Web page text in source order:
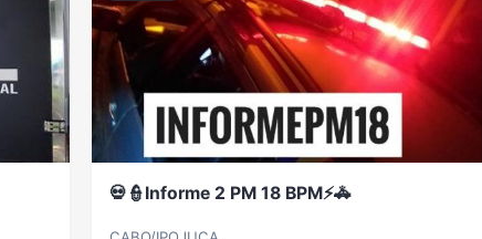
💀👮Informe 2 PM 18 BPM⚡🚓